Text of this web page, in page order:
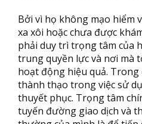
Bởi vì họ không mạo hiểm
xa xôi hoặc chưa được
phải duy trì trọng tâm của
trung quyền lực và nơi mà
hoạt động hiệu quả.
thành thạo trong việc sử
thuyết phục. Trọng tâm
tuyến đường giao dịch và